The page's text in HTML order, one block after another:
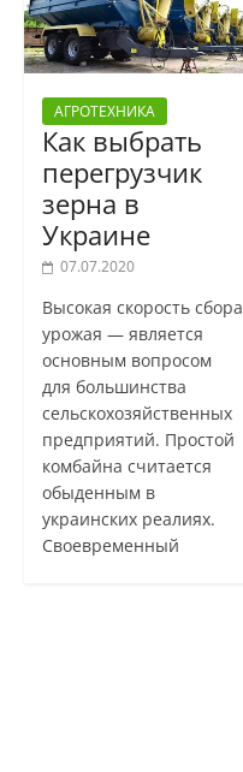
АГРОТЕХНИКА
Как выбрать
перегрузчик
зерна в
Украине
07.07.2020
Высокая скорость сбора
урожая — является
основным вопросом
для большинства
сельскохозяйственных
предприятий. Простой
комбайна считается
обыденным в
украинских реалиях.
Своевременный